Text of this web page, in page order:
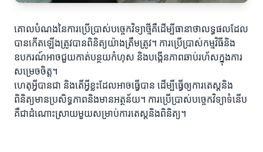
គោលបំណងនៃការប្រើប្រាស់បច្ចេកវិទ្យាថ្មីគឺដើម្បីធានាថាលទ្ធផលដែល
បានកើតឡើងត្រូវបានពិនិត្យយ៉ាងត្រឹមត្រូវ។ ការប្រើប្រាស់កម្មវិធីនិង
ឧបករណ៍អាចជួយកាត់បន្ថយកំហុស និងបង្កើនភាពឆាប់រហ័សក្នុងការ
សម្រេចចិត្ត។
ហេតុអ្វីបានជា និងតើអ្វីខ្លះដែលអាចធ្វើបាន ដើម្បីធ្វើឲ្យការតេស្តនិង
ពិនិត្យមានប្រសិទ្ធភាពនិងមានអត្ថន័យ។ ការប្រើប្រាស់បច្ចេកវិទ្យាទំនើប
គឺជាដំណោះស្រាយមួយសម្រាប់ការតេស្តនិងពិនិត្យ។